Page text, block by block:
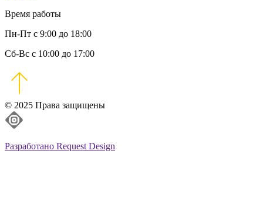
Время работы
Пн-Пт с 9:00 до 18:00
Сб-Вс с 10:00 до 17:00
© 2025 Права защищены
Разработано Request Design